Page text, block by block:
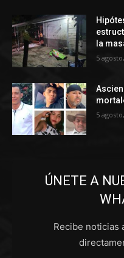
la
5
5
ÚNETE A
Recibe noticias